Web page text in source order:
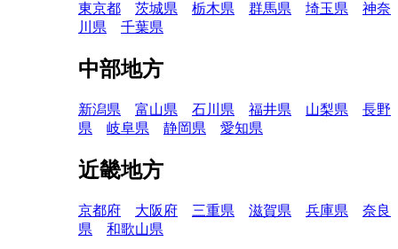
東京都 茨城県 栃木県 群馬県 埼玉県
神奈
川県
千葉県
中部地方
新潟県 富山県 石川県 福井県 山梨県
長野
県
岐阜県 静岡県 愛知県
近畿地方
京都府 大阪府 三重県 滋賀県 兵庫県
奈良
県
和歌山県